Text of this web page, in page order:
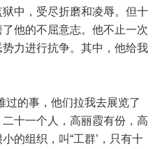
中，受尽折磨和凌辱。但十
他的不屈意志。他不止一次
力进行抗争。其中，他给我
过的事，他们拉我去展览了
十一个人，高丽霞有份，高
的组织，叫“工群’，只有十